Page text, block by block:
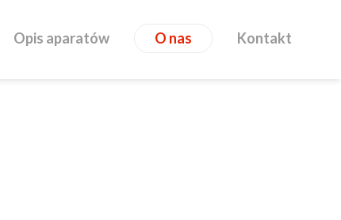
Opis aparatów O nas Kontakt